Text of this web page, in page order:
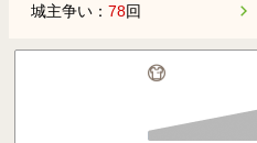
城主争い： 78回